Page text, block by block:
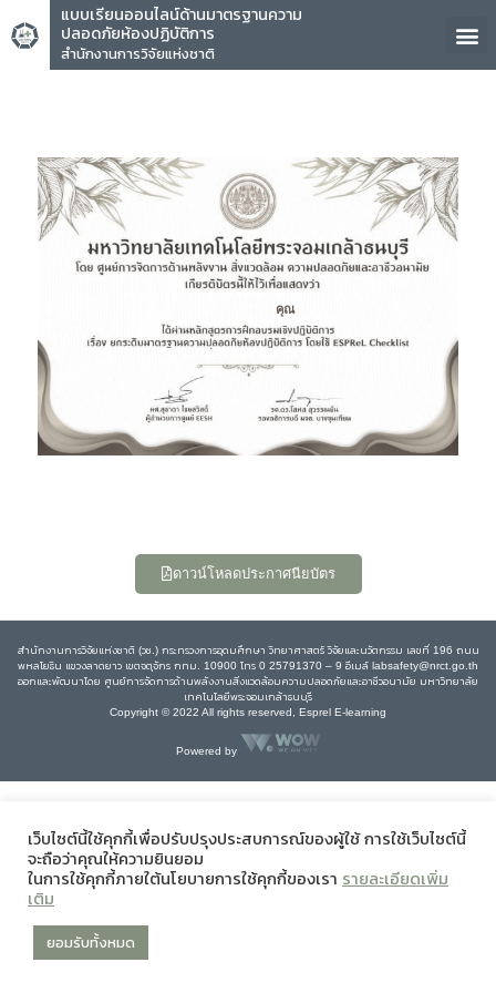
แบบเรียนออนไลน์ด้านมาตรฐานความ
ปลอดภัยห้องปฏิบัติการ
สำนักงานการวิจัยแห่งชาติ
คุณ
ดาวน์โหลดประกาศนียบัตร
สำนักงานการวิจัยแห่งชาติ (วช.) กระทรวงการอุดมศึกษา วิทยาศาสตร์ วิจัยและนวัตกรรม เลขที่ 196 ถนน
พหลโยธิน แขวงลาดยาว เขตจตุจักร กทม. 10900 โทร 0 25791370 – 9 อีเมล์ labsafety@nrct.go.th
ออกและพัฒนาโดย ศูนย์การจัดการด้านพลังงานสิ่งแวดล้อมความปลอดภัยและอาชีวอนามัย มหาวิทยาลัย
เทคโนโลยีพระจอมเกล้าธนบุรี
Copyright © 2022 All rights reserved, Esprel E-learning
Powered by
เว็บไซต์นี้ใช้คุกกี้เพื่อปรับปรุงประสบการณ์ของผู้ใช้ การใช้เว็บไซต์นี้
จะถือว่าคุณให้ความยินยอม
ในการใช้คุกกี้ภายใต้นโยบายการใช้คุกกี้ของเรา รายละเอียดเพิ่ม
เติม
ยอมรับทั้งหมด